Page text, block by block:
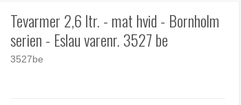
Tevarmer 2,6 ltr. - mat hvid - Bornholm
serien - Eslau varenr. 3527 be
3527be